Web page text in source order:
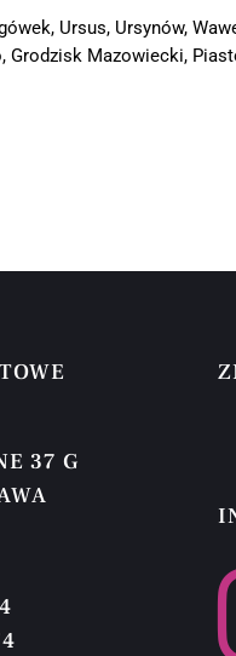
Ursus, Ursynów,
Mazowiecki,
37 G